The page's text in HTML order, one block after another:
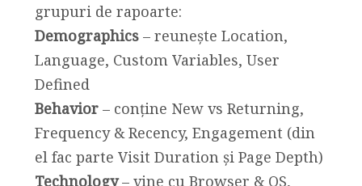
grupuri de rapoarte:
Demographics– reunește Location,
Language, Custom Variables, User
Defined
Behavior– conține New vs Returning,
Frequency & Recency, Engagement (din
el fac parte Visit Duration și Page Depth)
Technology– vine cu Browser & OS,